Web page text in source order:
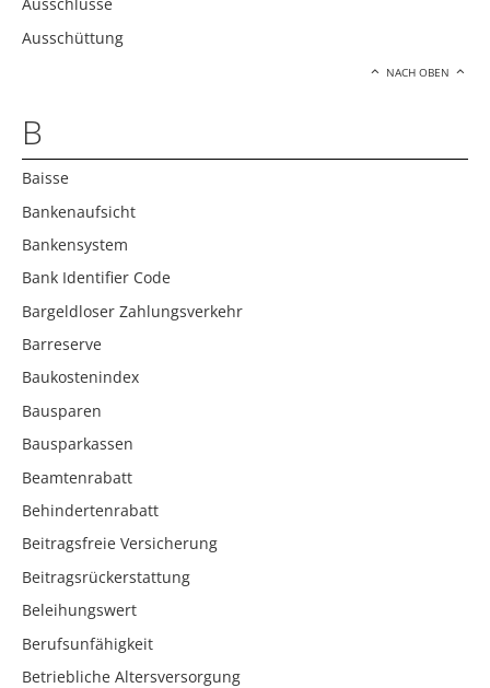
Ausschlüsse
Ausschüttung
NACH OBEN
B
Baisse
Bankenaufsicht
Bankensystem
Bank Identifier Code
Bargeldloser Zahlungsverkehr
Barreserve
Baukostenindex
Bausparen
Bausparkassen
Beamtenrabatt
Behindertenrabatt
Beitragsfreie Versicherung
Beitragsrückerstattung
Beleihungswert
Berufsunfähigkeit
Betriebliche Altersversorgung